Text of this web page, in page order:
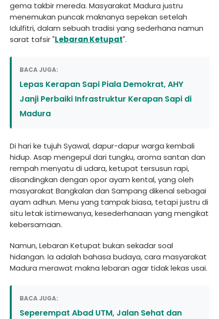
gema takbir mereda. Masyarakat Madura justru
menemukan puncak maknanya sepekan setelah
Idulfitri, dalam sebuah tradisi yang sederhana namun
sarat tafsir "Lebaran Ketupat".
BACA JUGA:
Lepas Kerapan Sapi Piala Demokrat, AHY
Janji Perbaiki Infrastruktur Kerapan Sapi di
Madura
Di hari ke tujuh Syawal, dapur-dapur warga kembali
hidup. Asap mengepul dari tungku, aroma santan dan
rempah menyatu di udara, ketupat tersusun rapi,
disandingkan dengan opor ayam kental, yang oleh
masyarakat Bangkalan dan Sampang dikenal sebagai
ayam adhun. Menu yang tampak biasa, tetapi justru di
situ letak istimewanya, kesederhanaan yang mengikat
kebersamaan.
Namun, Lebaran Ketupat bukan sekadar soal
hidangan. Ia adalah bahasa budaya, cara masyarakat
Madura merawat makna lebaran agar tidak lekas usai.
BACA JUGA:
Seperempat Abad UTM, Jalan Sehat dan